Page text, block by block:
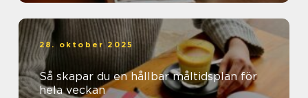
28. oktober 2025
Så skapar du en hållbar måltidsplan för
hela veckan